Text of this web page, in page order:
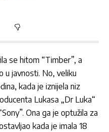
se hitom “Timber”, a
u javnosti. No, veliku
kada je iznijela niz
Lukasa „Dr Luka“
Ona ga je optužila za
kada je imala 18